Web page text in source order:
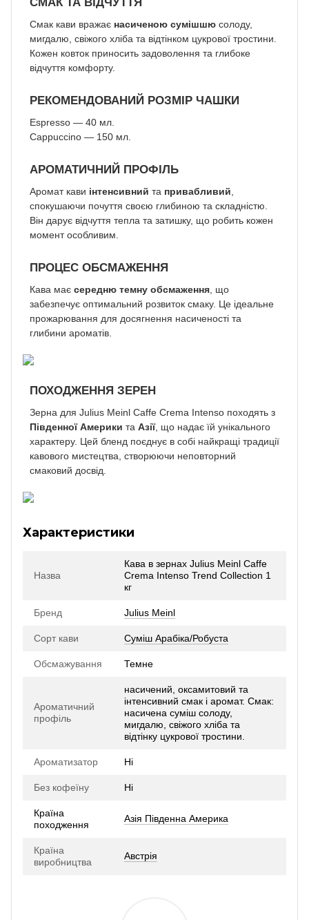
Смак кави вражає насиченою сумішшю солоду,
мигдалю, свіжого хліба та відтінком цукрової тростини.
Кожен ковток приносить задоволення та глибоке
відчуття комфорту.
РЕКОМЕНДОВАНИЙ РОЗМІР ЧАШКИ
Espresso — 40 мл.
Cappuccino — 150 мл.
АРОМАТИЧНИЙ ПРОФІЛЬ
Аромат кави інтенсивний та привабливий
спокушаючи почуття своєю глибиною та складністю.
Він дарує відчуття тепла та затишку, що робить кожен
момент особливим.
ПРОЦЕС ОБСМАЖЕННЯ
Кава має середню темну обсмаження , що
забезпечує оптимальний розвиток смаку. Це ідеальне
прожарювання для досягнення насиченості та
глибини ароматів.
ПОХОДЖЕННЯ ЗЕРЕН
Зерна для Julius Meinl Caffe Crema Intenso походять з
Південної Америки та Азії, що надає їй унікального
характеру. Цей бленд поєднує в собі найкращі традиції
кавового мистецтва, створюючи неповторний
смаковий досвід.
Характеристики
Назва
Кава в зернах Julius Meinl Caffe
Crema Intenso Trend Collection 1
кг
Бренд Julius Meinl
Сорт кави Суміш Арабіка/Робуста
Обсмажування Темне
Ароматичний
профіль
насичений, оксамитовий та
інтенсивний смак і аромат. Смак:
насичена суміш солоду,
мигдалю, свіжого хліба та
відтінку цукрової тростини.
Ароматизатор Ні
Без кофеїну Ні
Країна
походження
Азія Південна Америка
Країна
виробництва
Австрія